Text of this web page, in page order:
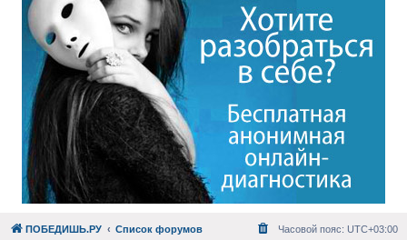
ПОБЕДИШЬ.РУ Список форумов Часовой пояс: UTC+03:00